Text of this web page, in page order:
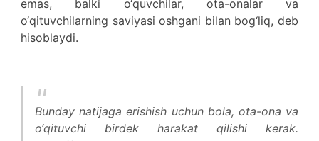
emas, balki o‘quvchilar, ota-onalar va
o‘qituvchilarning saviyasi oshgani bilan bog‘liq, deb
hisoblaydi.
Bunday natijaga erishish uchun bola, ota-ona va
o‘qituvchi birdek harakat qilishi kerak.